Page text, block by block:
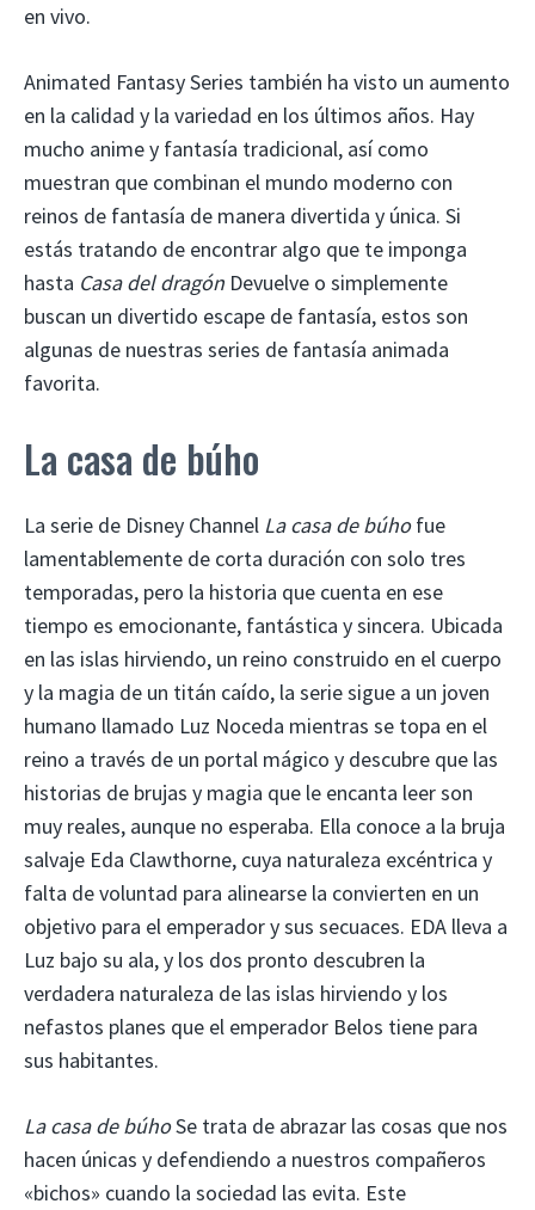
en vivo.
Animated Fantasy Series también ha visto un aumento
en la calidad y la variedad en los últimos años. Hay
mucho anime y fantasía tradicional, así como
muestran que combinan el mundo moderno con
reinos de fantasía de manera divertida y única. Si
estás tratando de encontrar algo que te imponga
hasta Casa del dragón Devuelve o simplemente
buscan un divertido escape de fantasía, estos son
algunas de nuestras series de fantasía animada
favorita.
La casa de búho
La serie de Disney Channel La casa de búhofue
lamentablemente de corta duración con solo tres
temporadas, pero la historia que cuenta en ese
tiempo es emocionante, fantástica y sincera. Ubicada
en las islas hirviendo, un reino construido en el cuerpo
y la magia de un titán caído, la serie sigue a un joven
humano llamado Luz Noceda mientras se topa en el
reino a través de un portal mágico y descubre que las
historias de brujas y magia que le encanta leer son
muy reales, aunque no esperaba. Ella conoce a la bruja
salvaje Eda Clawthorne, cuya naturaleza excéntrica y
falta de voluntad para alinearse la convierten en un
objetivo para el emperador y sus secuaces. EDA lleva a
Luz bajo su ala, y los dos pronto descubren la
verdadera naturaleza de las islas hirviendo y los
nefastos planes que el emperador Belos tiene para
sus habitantes.
La casa de búhoSe trata de abrazar las cosas que nos
hacen únicas y defendiendo a nuestros compañeros
«bichos» cuando la sociedad las evita. Este